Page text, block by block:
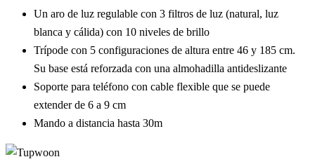
Un aro de luz regulable con 3 filtros de luz (natural, luz
blanca y cálida) con 10 niveles de brillo
Trípode con 5 configuraciones de altura entre 46 y 185 cm.
Su base está reforzada con una almohadilla antideslizante
Soporte para teléfono con cable flexible que se puede
extender de 6 a 9 cm
Mando a distancia hasta 30m